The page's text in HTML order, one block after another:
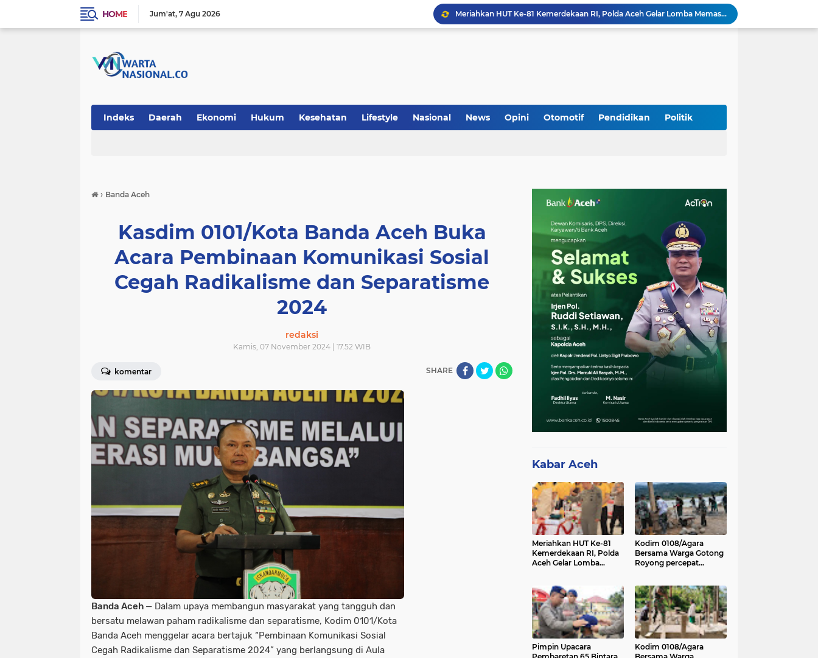
HOME Jum'at 7 Agu 2026
Meriahkan HUT Ke-81 Kemerdekaan RI, Polda Aceh Gelar Lomba Memasak Nasi Goreng dan Aneka Minuman
Babinsa Simpang Tiga Monitoring Harga Sembako, Pastikan Stabilitas dan Ketersediaan Bahan Pokok
Kodim 0108/Agara Bersama Warga Percepat Pemasangan Tiang Pylon Jembatan Gantung di Desa Lawe Ger-Ger Aceh Tenggara
Indeks Daerah Ekonomi Hukum Kesehatan Lifestyle Nasional News Opini Otomotif Pendidikan Politik
› Banda Aceh
Kasdim 0101/Kota Banda Aceh Buka
Acara Pembinaan Komunikasi Sosial
Cegah Radikalisme dan Separatisme
2024
redaksi
Kamis, 07 November 2024 | 17.52 WIB
komentar SHARE
Banda Aceh — Dalam upaya membangun masyarakat yang tangguh dan
bersatu melawan paham radikalisme dan separatisme, Kodim 0101/Kota
Banda Aceh menggelar acara bertajuk “Pembinaan Komunikasi Sosial
Cegah Radikalisme dan Separatisme 2024” yang berlangsung di Aula
Kabar Aceh
Meriahkan HUT Ke-81
Kemerdekaan RI, Polda
Aceh Gelar Lomba
Kodim 0108/Agara
Bersama Warga Gotong
Royong percepat
Desa Gulo Aceh
Tenggara
Pimpin Upacara
Kodim 0108/Agara